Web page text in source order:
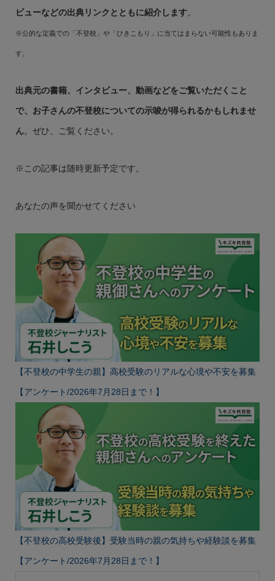
ビューなどの出典リンクとともに紹介します。
※公的な定義での「不登校」や「ひきこもり」に当てはまらない可能性もありま
す。
出典元の書籍、インタビュー、動画などをご覧いただくこと
で、お子さんの不登校についての示唆が得られるかもしれませ
ん。ぜひ、ご覧ください。
※この記事は随時更新予定です。
あなたの声を聞かせてください
【不登校の中学生の親】高校受験のリアルな心境や不安を募集
【アンケート/2026年7月28日まで！】
【不登校の高校受験後】受験当時の親の気持ちや経験談を募集
【アンケート/2026年7月28日まで！】